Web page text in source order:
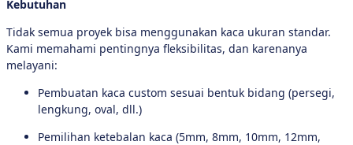
Kebutuhan
Tidak semua proyek bisa menggunakan kaca ukuran standar.
Kami memahami pentingnya fleksibilitas, dan karenanya
melayani:
Pembuatan kaca custom sesuai bentuk bidang (persegi,
lengkung, oval, dll.)
Pemilihan ketebalan kaca (5mm, 8mm, 10mm, 12mm,